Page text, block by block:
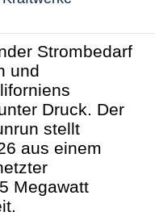
Strombedarf
und
Druck. Der
stellt
aus einem
Megawatt